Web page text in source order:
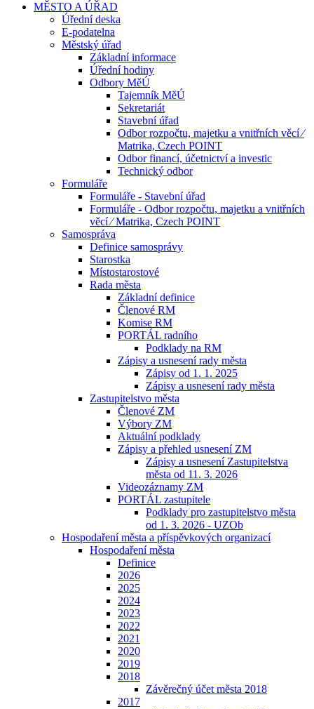
MĚSTO A ÚŘAD
Úřední deska
E-podatelna
Městský úřad
Základní informace
Úřední hodiny
Odbory MěÚ
Tajemník MěÚ
Sekretariát
Stavební úřad
Odbor rozpočtu, majetku a vnitřních věcí ⁄
Matrika, Czech POINT
Odbor financí, účetnictví a investic
Technický odbor
Formuláře
Formuláře - Stavební úřad
Formuláře - Odbor rozpočtu, majetku a vnitřních
věcí ⁄ Matrika, Czech POINT
Samospráva
Definice samosprávy
Starostka
Místostarostové
Rada města
Základní definice
Členové RM
Komise RM
PORTÁL radního
Podklady na RM
Zápisy a usnesení rady města
Zápisy od 1. 1. 2025
Zápisy a usnesení rady města
Zastupitelstvo města
Členové ZM
Výbory ZM
Aktuální podklady
Zápisy a přehled usnesení ZM
Zápisy a usnesení Zastupitelstva
města od 11. 3. 2026
Videozáznamy ZM
PORTÁL zastupitele
Podklady pro zastupitelstvo města
od 1. 3. 2026 - UZOb
Hospodaření města a příspěvkových organizací
Hospodaření města
Definice
2026
2025
2024
2023
2022
2021
2020
2019
2018
Závěrečný účet města 2018
2017